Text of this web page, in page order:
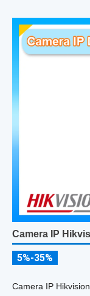
Camera IP
5%-35%
Camera IP